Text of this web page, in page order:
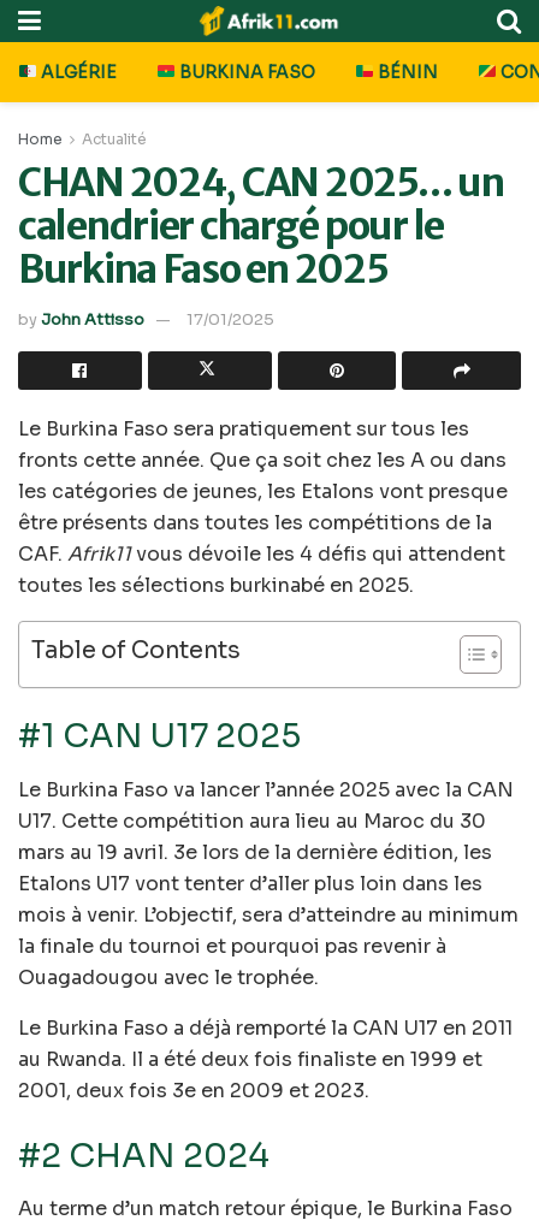
ALGÉRIE BURKINA FASO BÉNIN
Home Actualité
CHAN 2024, CAN 2025… un
calendrier chargé pour le
Burkina Faso en 2025
byJohn Attisso 17/01/2025
Le Burkina Faso sera pratiquement sur tous les
fronts cette année. Que ça soit chez les A ou dans
les catégories de jeunes, les Etalons vont presque
être présents dans toutes les compétitions de la
CAF. Afrik11vous dévoile les 4 défis qui attendent
toutes les sélections burkinabé en 2025.
Table of Contents
#1 CAN U17 2025
Le Burkina Faso va lancer l’année 2025 avec la CAN
U17. Cette compétition aura lieu au Maroc du 30
mars au 19 avril. 3e lors de la dernière édition, les
Etalons U17 vont tenter d’aller plus loin dans les
mois à venir. L’objectif, sera d’atteindre au minimum
la finale du tournoi et pourquoi pas revenir à
Ouagadougou avec le trophée.
Le Burkina Faso a déjà remporté la CAN U17 en 2011
au Rwanda. Il a été deux fois finaliste en 1999 et
2001, deux fois 3e en 2009 et 2023.
#2 CHAN 2024
Au terme d’un match retour épique, le Burkina Faso